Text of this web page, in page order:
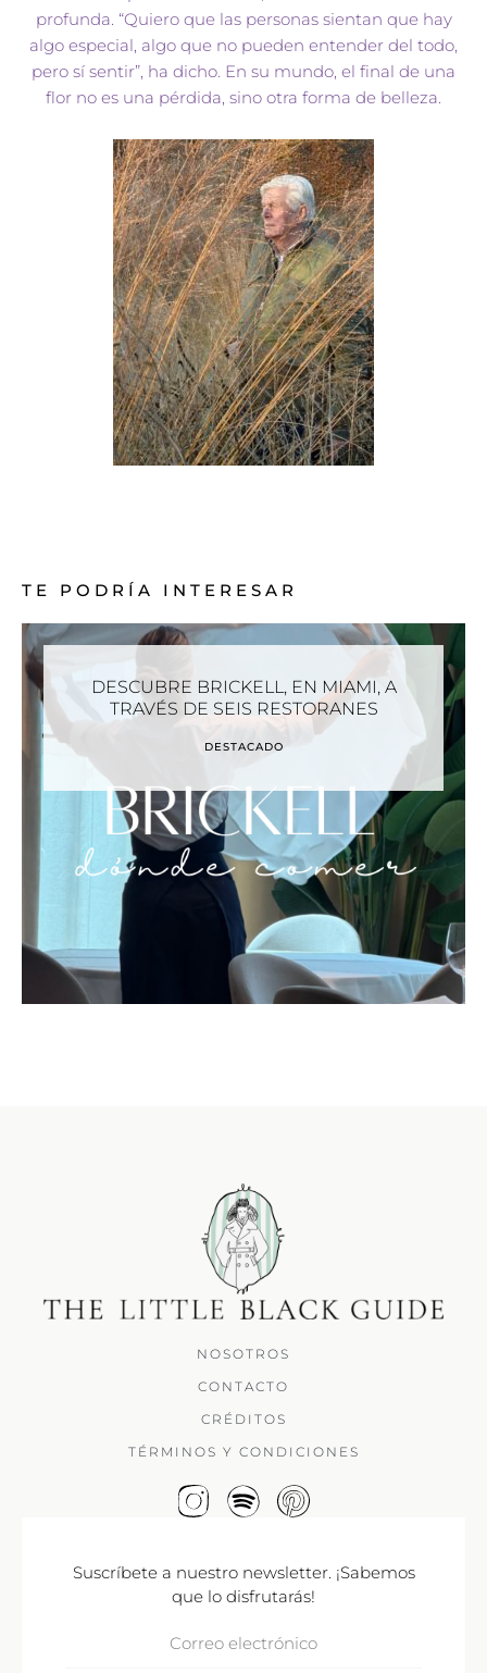
profunda. “Quiero que las personas sientan que hay
algo especial, algo que no pueden entender del todo,
pero sí sentir”, ha dicho. En su mundo, el final de una
flor no es una pérdida, sino otra forma de belleza.
TE PODRÍA INTERESAR
DESCUBRE BRICKELL, EN MIAMI, A
TRAVÉS DE SEIS RESTORANES
DESTACADO
NOSOTROS
CONTACTO
CRÉDITOS
TÉRMINOS Y CONDICIONES
Suscríbete a nuestro newsletter. ¡Sabemos
que lo disfrutarás!